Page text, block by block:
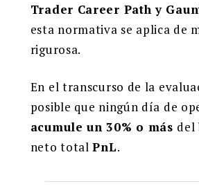
Trader Career Path y
esta normativa se aplica de
rigurosa.
En el transcurso de la
posible que ningún día de
acumule un 30% o más del
neto totalPnL.